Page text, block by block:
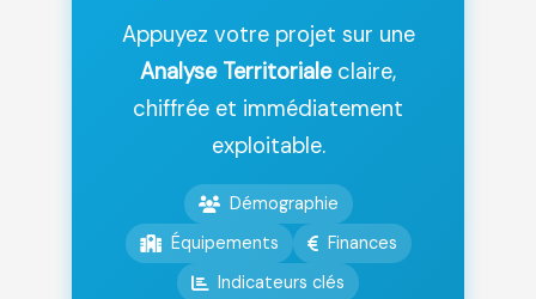
Appuyez votre projet sur une
Analyse Territorialeclaire,
chiffrée et immédiatement
exploitable.
Démographie
Équipements
Finances
Indicateurs clés